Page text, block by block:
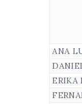
ANA
ERIKA